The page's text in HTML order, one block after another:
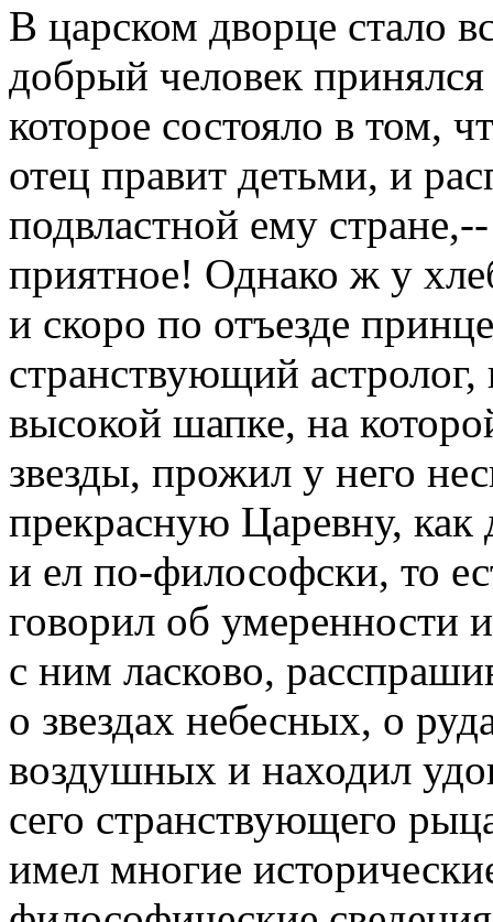
В царском дворце стало
добрый человек
которое состояло в том,
отец правит детьми, и
подвластной ему
приятное! Однако ж у
и скоро по отъезде
странствующий
высокой шапке, на
звезды, прожил у него
прекрасную Царевну, как
и ел по-философски, то
говорил об умеренности
с ним ласково,
о звездах небесных, о
воздушных и находил
сего странствующего
имел многие